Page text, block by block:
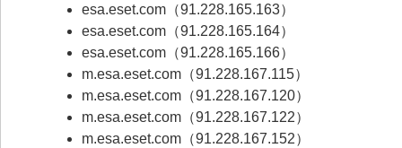
esa.eset.com（91.228.165.163）
esa.eset.com（91.228.165.164）
esa.eset.com（91.228.165.166）
m.esa.eset.com（91.228.167.115）
m.esa.eset.com（91.228.167.120）
m.esa.eset.com（91.228.167.122）
m.esa.eset.com（91.228.167.152）